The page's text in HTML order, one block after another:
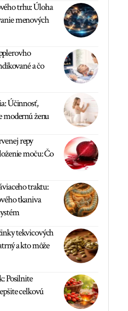
trhu: Úloha
menových
a čo
Účinnosť,
modernú ženu
repy
moču: Čo
traktu:
tkaniva
tekvicových
a kto môže
Posilnite
celkovú